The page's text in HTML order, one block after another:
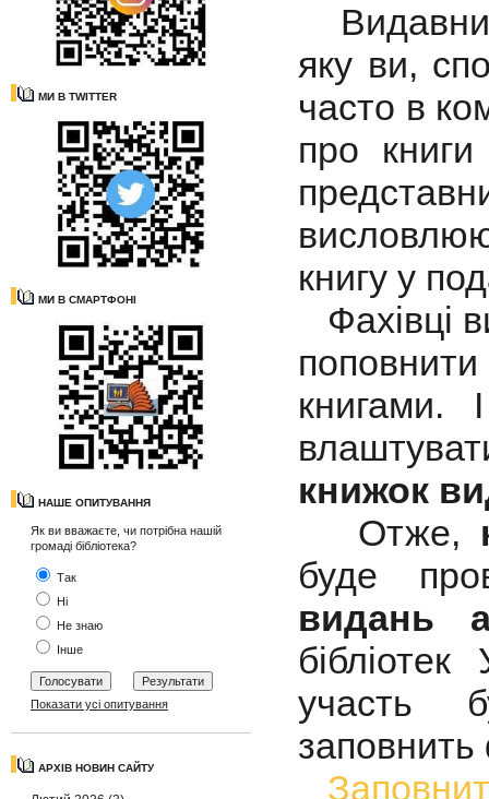
МИ В TWITTER
МИ В СМАРТФОНІ
НАШЕ ОПИТУВАННЯ
Як ви вважаєте, чи потрібна нашій
громаді бібліотека?
Так
Ні
Не знаю
Інше
Показати усі опитування
АРХІВ НОВИН САЙТУ
яку ви,
часто в
про книги
книгу у
Фахівці
книгами.
книжок
Отже,
буде
видань
участь